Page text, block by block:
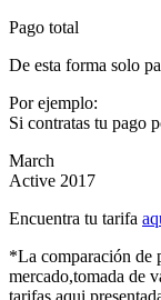
Pago total
De esta forma solo
Por ejemplo:
Si contratas tu pago
March
Active 2017
Encuentra tu tarifa
*La comparación de
mercado,tomada de
tarifas aqui